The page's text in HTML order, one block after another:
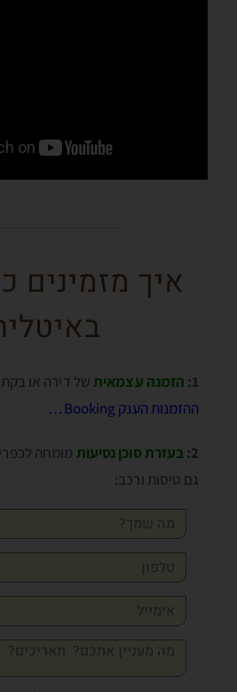
איך מזמינים
1: הזמנה עצמאיתשל דירה או
ההזמנות הענק Booking…
2: בעזרת סוכן נסיעות מומחה
גם טיסות ורכב: